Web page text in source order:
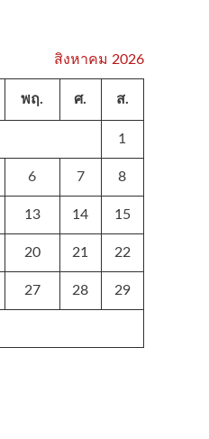
สิงหาคม 2026
พฤ. ศ. ส.
1
6 7 8
13 14 15
20 21 22
27 28 29